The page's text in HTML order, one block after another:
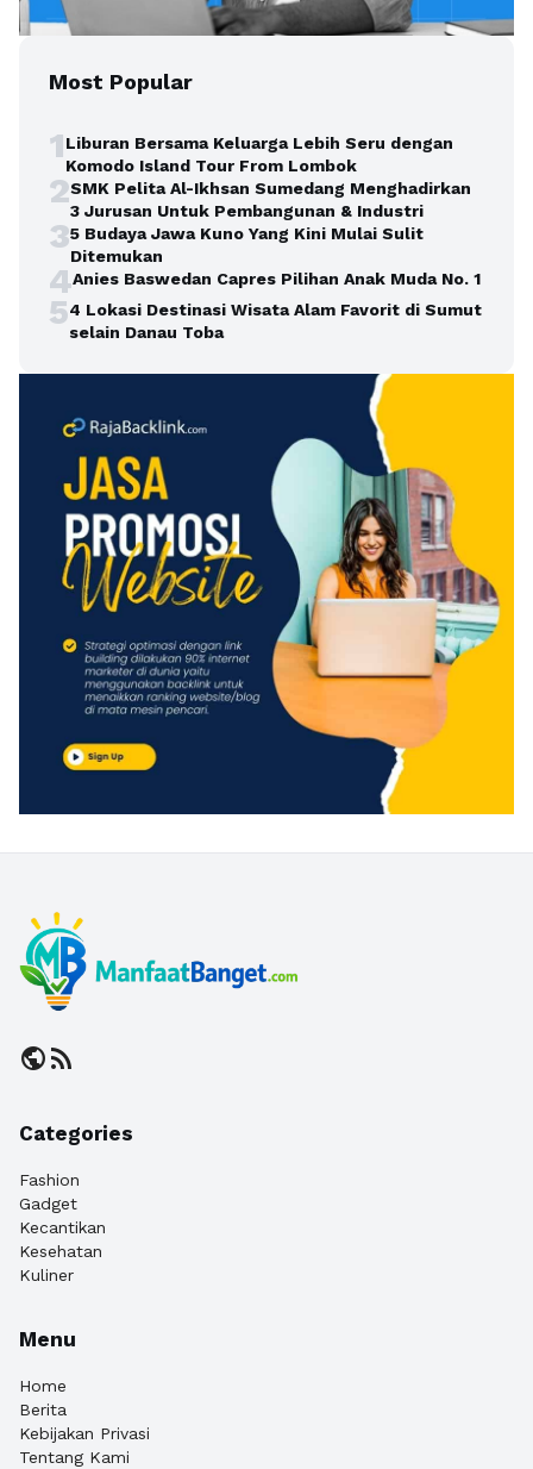
Most Popular
1Liburan Bersama Keluarga Lebih Seru dengan
Komodo Island Tour From Lombok
2SMK Pelita Al-Ikhsan Sumedang Menghadirkan
3 Jurusan Untuk Pembangunan & Industri
35 Budaya Jawa Kuno Yang Kini Mulai Sulit
Ditemukan
4Anies Baswedan Capres Pilihan Anak Muda No. 1
54 Lokasi Destinasi Wisata Alam Favorit di Sumut
selain Danau Toba
publicrss_feed
Categories
Fashion
Gadget
Kecantikan
Kesehatan
Kuliner
Menu
Home
Berita
Kebijakan Privasi
Tentang Kami